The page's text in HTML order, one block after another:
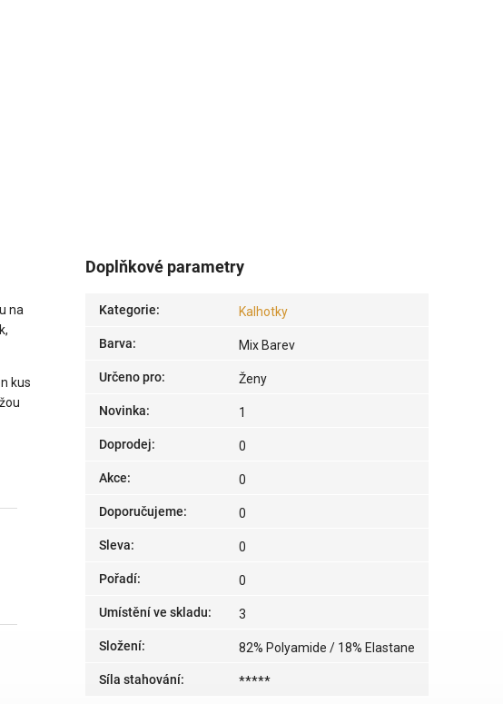
na
kus
Doplňkové parametry
Kategorie: Kalhotky
Barva: Mix Barev
Určeno pro: Ženy
Novinka: 1
Doprodej: 0
Akce: 0
Doporučujeme: 0
Sleva: 0
Pořadí: 0
Umístění ve skladu: 3
Složení: 82% Polyamide / 18% Elastane
Síla stahování: *****